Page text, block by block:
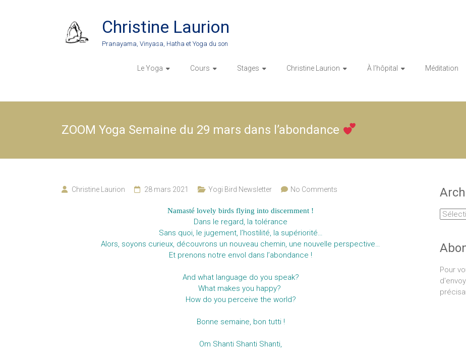
Christine Laurion
Pranayama, Vinyasa, Hatha et Yoga du son
Le Yoga Cours Stages Christine Laurion À l’hôpital Méditation
ZOOM Yoga Semaine du 29 mars dans l’abondance
Christine Laurion 28 mars 2021 Yogi Bird Newsletter No Comments
Namasté lovely birds flying into discernment !
Dans le regard, la tolérance
Sans quoi, le jugement, l’hostilité, la supériorité…
Alors, soyons curieux, découvrons un nouveau chemin, une nouvelle perspective…
Et prenons notre envol dans l’abondance !
And what language do you speak?
What makes you happy?
How do you perceive the world?
Bonne semaine, bon tutti !
Om Shanti Shanti Shanti,
Pour